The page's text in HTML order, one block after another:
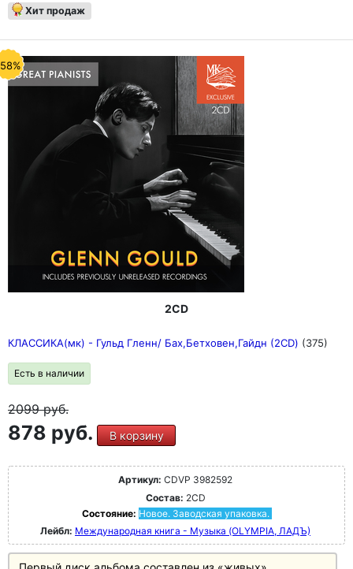
подтверждает, что его виртуозность была лишь
средством создания музыкального образа, и в этом
публикуется впервые. Запись открывающего второй
диск цикла избранных прелюдий Шопена заслужила
полное одобрение самого артиста (см. «Дневники»),
это же относится и к двум «Фантастическим пьесам»
Шумана. Исполнение Рихтером четвертой баллады
Шопена поражает гармоничным сочетанием
лиричности, глубины постижения авторского замысла и
неистовым напором коды («Фейнберг чуть не упал со
стула, когда я начал финал четвёртой баллады» -
вспоминал пианист). Трактовку прелюдий Рахманинова
можно отнести к эталонным образцам рихтеровского
наследия, а завершающая диск миниатюра Брамса -
дань памяти замечательного дуэта с любимым
скрипачом Рихтера, Давидом Федоровичем
Ойстрахом.
Хит продаж
2CD
КЛАССИКА(мк) - Гульд Гленн/ Бах,Бетховен,Гайдн (2CD) (375)
Есть в наличии
2099руб.
878 руб. В корзину
Артикул: CDVP 3982592
Состав: 2CD
Состояние: Новое. Заводская упаковка.
Лейбл: Международная книга - Музыка (OLYMPIA, ЛАДЪ)